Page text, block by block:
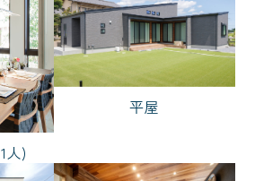
人)
平屋
二の字キッチン
ス
勾配天井
オリジナルフロア
収納たっぷり
吹き抜けのある家